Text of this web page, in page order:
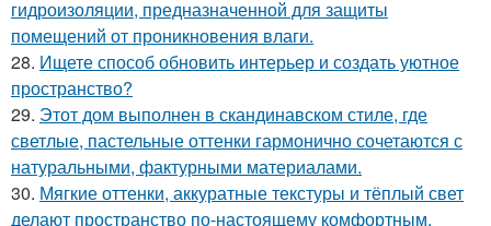
гидроизоляции, предназначенной для защиты
помещений от проникновения влаги.
28. Ищете способ обновить интерьер и создать уютное
пространство?
29. Этот дом выполнен в скандинавском стиле, где
светлые, пастельные оттенки гармонично сочетаются с
натуральными, фактурными материалами.
30. Мягкие оттенки, аккуратные текстуры и тёплый свет
делают пространство по-настоящему комфортным.